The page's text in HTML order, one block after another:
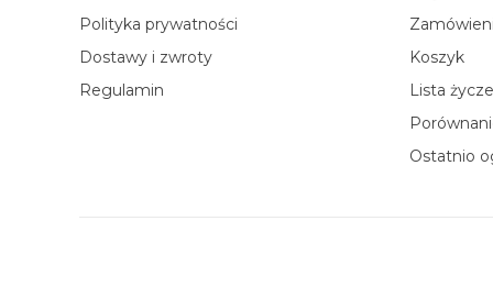
Polityka prywatności
Dostawy i zwroty
Regulamin
Koszyk
Lista
Ostatnio